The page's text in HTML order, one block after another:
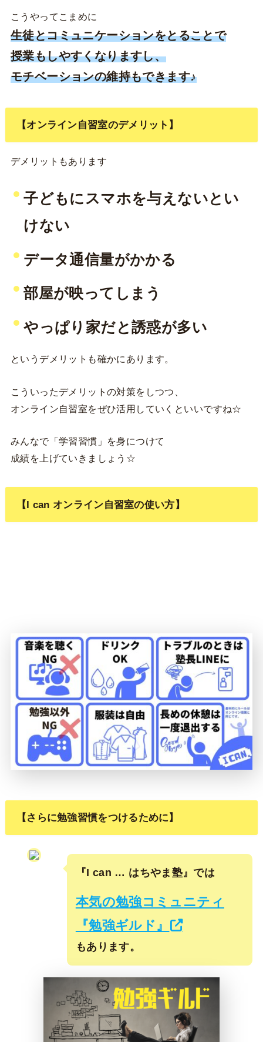
こうやってこまめに
生徒とコミュニケーションをとることで
授業もしやすくなりますし、
モチベーションの維持もできます♪
【オンライン自習室のデメリット】
デメリットもあります
子どもにスマホを与えないとい
けない
データ通信量がかかる
部屋が映ってしまう
やっぱり家だと誘惑が多い
というデメリットも確かにあります。
こういったデメリットの対策をしつつ、
オンライン自習室をぜひ活用していくといいですね☆
みんなで「学習習慣」を身につけて
成績を上げていきましょう☆
【I can オンライン自習室の使い方】
【さらに勉強習慣をつけるために】
『I can … はちやま塾』では
本気の勉強コミュニティ
『勉強ギルド』
もあります。